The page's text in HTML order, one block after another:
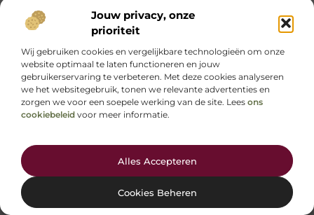
Jouw privacy, onze
prioriteit
Wij gebruiken cookies en vergelijkbare technologieën om onze
website optimaal te laten functioneren en jouw
gebruikerservaring te verbeteren. Met deze cookies analyseren
we het websitegebruik, tonen we relevante advertenties en
zorgen we voor een soepele werking van de site. Lees ons
cookiebeleid voor meer informatie.
Alles Accepteren
Cookies Beheren
Verwen Je Voeten Met De Perfecte Pedicure In
Emmen
In de snelle wereld van vandaag is het gemakkelijk om
de gezondheid van onze voeten over het hoofd te zien.
Maar wist je dat goed